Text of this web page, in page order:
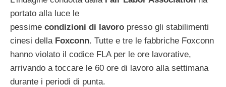
portato alla luce le
pessime condizioni di lavoro presso gli stabilimenti
cinesi della Foxconn. Tutte e tre le fabbriche Foxconn
hanno violato il codice FLA per le ore lavorative,
arrivando a toccare le 60 ore di lavoro alla settimana
durante i periodi di punta.